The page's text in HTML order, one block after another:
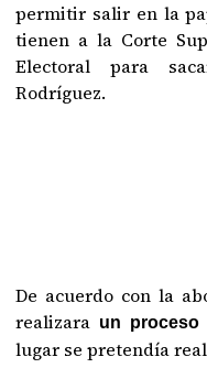
permitir salir en la
tienen a la Corte
Electoral para
Rodríguez.
De acuerdo con la
realizara un proceso
lugar se pretendía